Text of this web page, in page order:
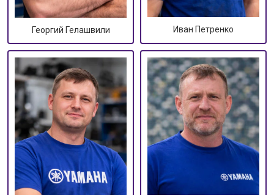
Георгий Гелашвили Иван Петренко